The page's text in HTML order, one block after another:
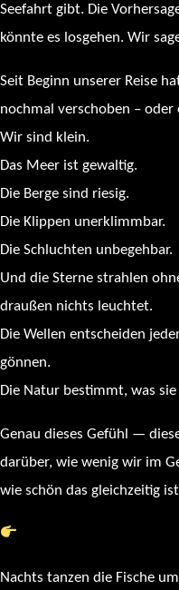
Seefahrt gibt. Die
könnte es losgehen. Wir
Seit Beginn unserer Reise
nochmal verschoben –
Wir sind klein.
Das Meer ist gewaltig.
Die Berge sind riesig.
Die Klippen unerklimmbar.
Die Schluchten unbegehbar.
Und die Sterne strahlen
draußen nichts leuchtet.
Die Wellen entscheiden
gönnen.
Die Natur bestimmt, was
Genau dieses Gefühl —
darüber, wie wenig wir im
wie schön das gleichzeitig
Nachts tanzen die Fische